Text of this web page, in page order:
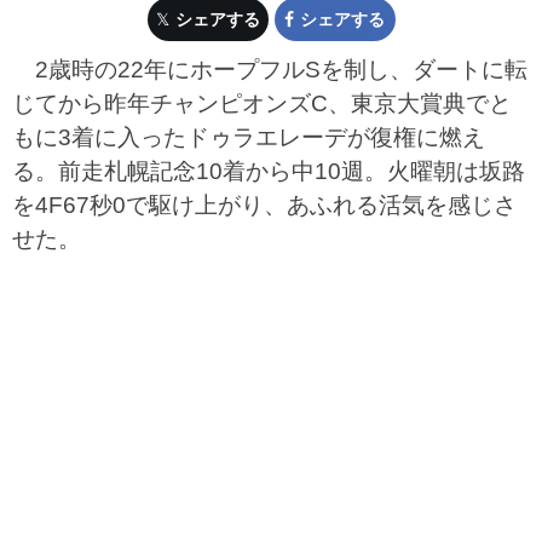
シェアする シェアする
2歳時の22年にホープフルSを制し、ダートに転
じてから昨年チャンピオンズC、東京大賞典でと
もに3着に入ったドゥラエレーデが復権に燃え
る。前走札幌記念10着から中10週。火曜朝は坂路
を4F67秒0で駆け上がり、あふれる活気を感じさ
せた。